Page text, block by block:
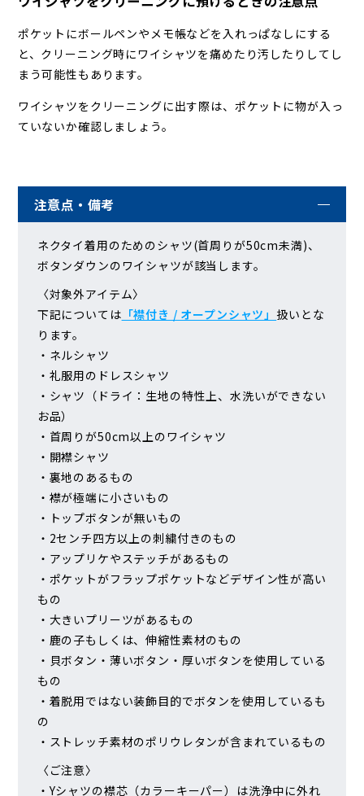
ポケットにボールペンやメモ帳などを入れっぱなしにする
と、クリーニング時にワイシャツを痛めたり汚したりしてし
まう可能性もあります。
ワイシャツをクリーニングに出す際は、ポケットに物が入っ
ていないか確認しましょう。
注意点・備考
ネクタイ着用のためのシャツ(首周りが50cm未満)、
ボタンダウンのワイシャツが該当します。
〈対象外アイテム〉
下記については 「襟付き / オープンシャツ」扱いとな
ります。
・ネルシャツ
・礼服用のドレスシャツ
・シャツ（ドライ：生地の特性上、水洗いができない
お品）
・首周りが50cm以上のワイシャツ
・開襟シャツ
・裏地のあるもの
・襟が極端に小さいもの
・トップボタンが無いもの
・2センチ四方以上の刺繍付きのもの
・アップリケやステッチがあるもの
・ポケットがフラップポケットなどデザイン性が高い
もの
・大きいプリーツがあるもの
・鹿の子もしくは、伸縮性素材のもの
・貝ボタン・薄いボタン・厚いボタンを使用している
もの
・着脱用ではない装飾目的でボタンを使用しているも
の
・ストレッチ素材のポリウレタンが含まれているもの
〈ご注意〉
・Yシャツの襟芯（カラーキーパー）は洗浄中に外れ